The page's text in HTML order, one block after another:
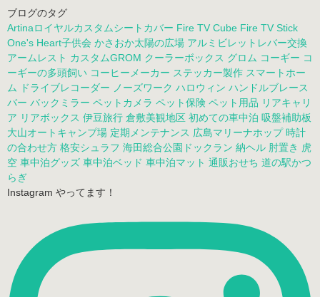
ブログのタグ
Artinaロイヤルカスタムシートカバー Fire TV Cube Fire TV Stick
One's Heart子供会 かさおか太陽の広場 アルミビレットレバー交換
アームレスト カスタムGROM クーラーボックス グロム コーギー コ
ーギーの多頭飼い コーヒーメーカー ステッカー製作 スマートホー
ム
ドライブレコーダー ノーズワーク ハロウィン ハンドルブレース
バー バックミラー ペットカメラ ペット保険 ペット用品 リアキャリ
ア リアボックス 伊豆旅行 倉敷美観地区 初めての車中泊 吸盤補助板
大山オートキャンプ場 定期メンテナンス 広島マリーナホップ 時計
の合わせ方 格安シュラフ 海田総合公園ドックラン 納ヘル 肘置き 虎
空 車中泊グッズ 車中泊ベッド 車中泊マット 通販おせち 道の駅かつ
らぎ
Instagram やってます！